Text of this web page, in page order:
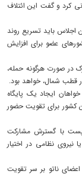
کرد و گفت این ائتلاف
باید تسریع روند
عضو برای افزایش
در صورت هرگونه حمله،
قطب شمال، خواهد بود.
ایجاد یک پایگاه
کشور برای تقویت حضور
با گسترش مشارکت
نظامی در اختیار
ناتو بر سر تقویت